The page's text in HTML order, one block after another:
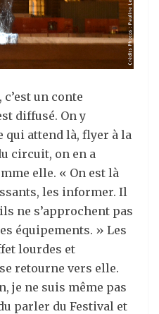
un conte
diffusé. On y
qui attend là, flyer à la
circuit, on en a
elle. « On est là
les informer. Il
ne s’approchent pas
équipements. » Les
lourdes et
retourne vers elle.
je ne suis même pas
parler du Festival et